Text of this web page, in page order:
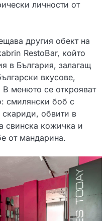
личности от
другия обект на
RestoBar, който
в България, залагащ
вкусове,
В менюто се открояват
смилянски боб с
обвити в
свинска кожичка и
от мандарина.